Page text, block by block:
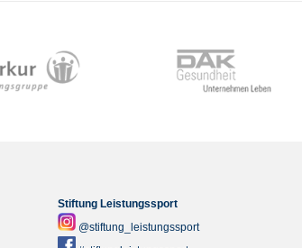
Stiftung Leistungssport
@stiftung_leistungssport